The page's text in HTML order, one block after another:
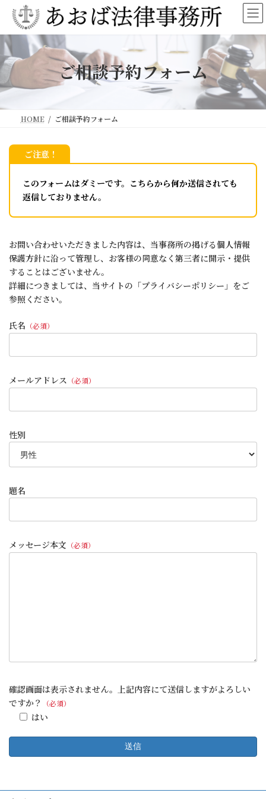
ン
ツ
へ
キ
プ
ー
シ
ョ
に
動
ご相談予約フォーム
HOME ご相談予約フォーム
ご注意！
このフォームはダミーです。こちらから何か送信されても
返信しておりません。
お問い合わせいただきました内容は、当事務所の掲げる個人情報
保護方針に沿って管理し、お客様の同意なく第三者に開示・提供
することはございません。
詳細につきましては、当サイトの「プライバシーポリシー」をご
参照ください。
氏名 （必須）
メールアドレス （必須）
性別
題名
メッセージ本文 （必須）
確認画面は表示されません。上記内容にて送信しますがよろしい
ですか？
（必須）
はい